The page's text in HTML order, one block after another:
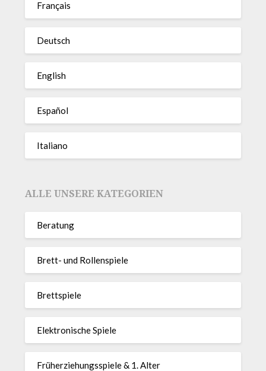
Français
Deutsch
English
Español
Italiano
ALLE UNSERE KATEGORIEN
Beratung
Brett- und Rollenspiele
Brettspiele
Elektronische Spiele
Früherziehungsspiele & 1. Alter